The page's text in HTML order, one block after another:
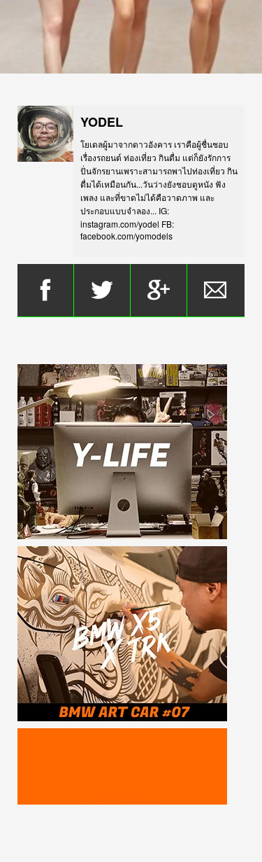
YODEL
โยเดลผู้มาจากดาวอังคาร เราคือผู้ชื่นชอบ
เรื่องรถยนต์ ท่องเที่ยว กินดื่ม แต่ก็ยังรักการ
ปั่นจักรยานเพราะสามารถพาไปท่องเที่ยว กิน
ดื่มได้เหมือนกัน...วันว่างยังชอบดูหนัง ฟัง
เพลง และที่ขาดไม่ได้คือวาดภาพ และ
ประกอบแบบจำลอง... IG:
instagram.com/yodel FB:
facebook.com/yomodels